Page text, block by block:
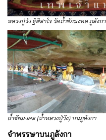
หลวงปู่วัง ฐิติสาโร วัดถ้ำชัยมงคล ภูลังกา
ถ้ำชัยมงคล (ถ้ำหลวงปู่วัง) บนภูลังกา
จำพรรษาบนภูลังกา